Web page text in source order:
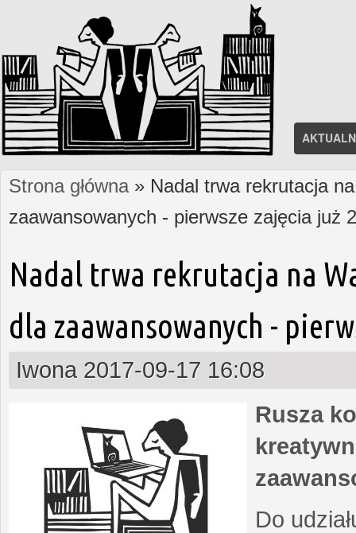
Jesteś tutaj
Strona główna» Nadal trwa rekrutacja
zaawansowanych - pierwsze zajęcia już
Nadal trwa rekrutacja na
dla zaawansowanych -
Iwona 2017-09-17 16:08
Rusza
Do